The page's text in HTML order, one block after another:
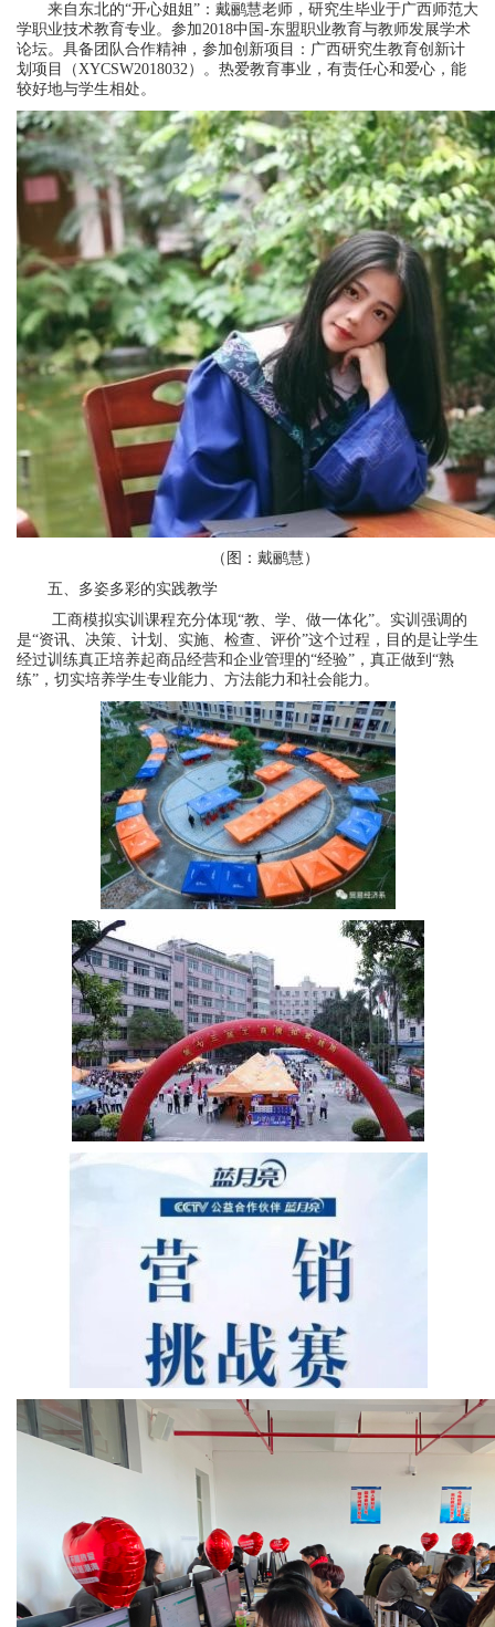
来自东北的“开心姐姐”：戴鹂慧老师，研究生毕业于广西师范大
学职业技术教育专业。参加2018中国-东盟职业教育与教师发展学术
论坛。具备团队合作精神，参加创新项目：广西研究生教育创新计
划项目（XYCSW2018032）。热爱教育事业，有责任心和爱心，能
较好地与学生相处。
（图：戴鹂慧）
五、多姿多彩的实践教学
工商模拟实训课程充分体现“教、学、做一体化”。实训强调的
是“资讯、决策、计划、实施、检查、评价”这个过程，目的是让学生
经过训练真正培养起商品经营和企业管理的“经验”，真正做到“熟
练”，切实培养学生专业能力、方法能力和社会能力。